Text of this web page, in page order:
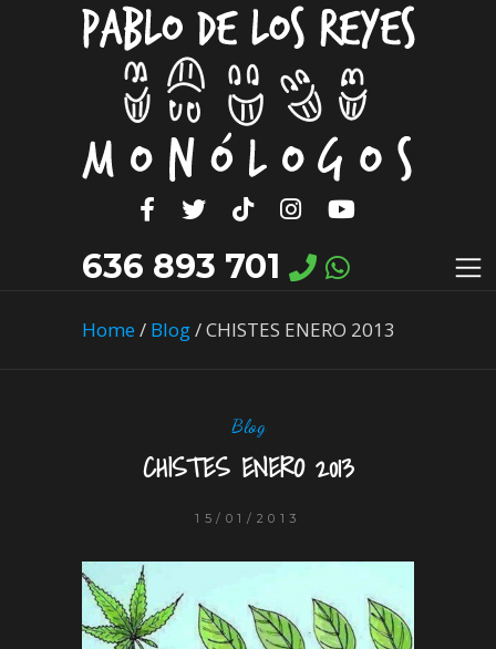
636 893 701
Home/ Blog/CHISTES ENERO 2013
Blog
CHISTES ENERO 2013
15/01/2013